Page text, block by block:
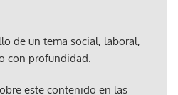
de un tema social, laboral,
con profundidad.
este contenido en las